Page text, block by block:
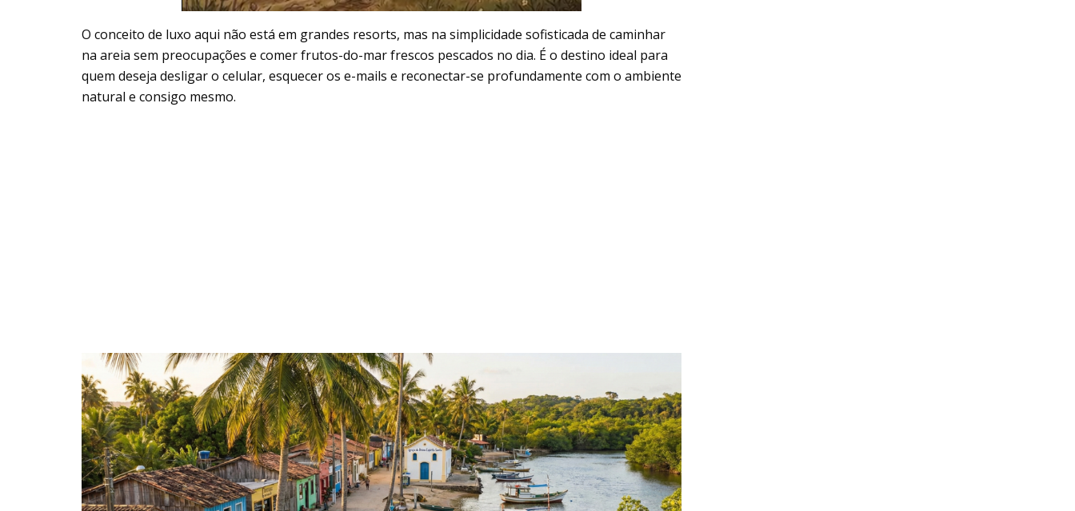
O conceito de luxo aqui não está em grandes resorts, mas na simplicidade sofisticada de caminhar
na areia sem preocupações e comer frutos-do-mar frescos pescados no dia. É o destino ideal para
quem deseja desligar o celular, esquecer os e-mails e reconectar-se profundamente com o ambiente
natural e consigo mesmo.